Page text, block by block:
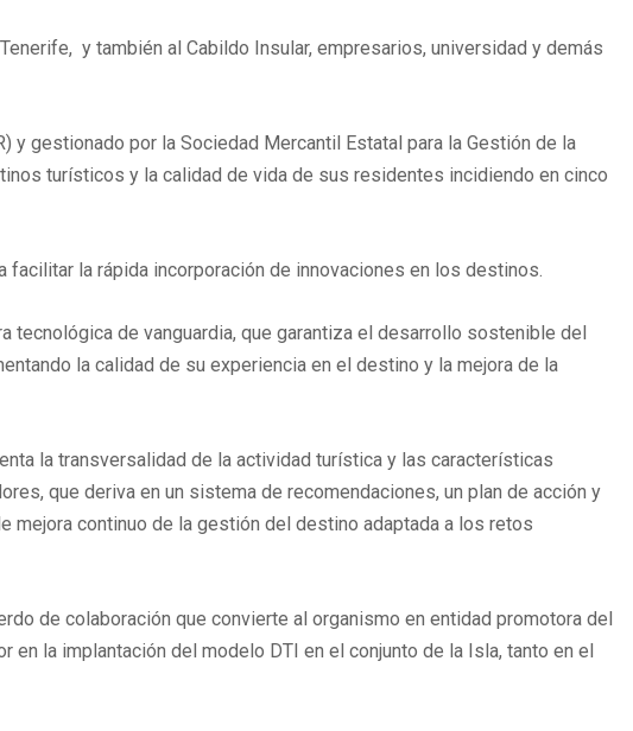
y también al Cabildo Insular, empresarios, universidad y demás
y gestionado por la Sociedad Mercantil Estatal para la Gestión de la
turísticos y la calidad de vida de sus residentes incidiendo en cinco
la rápida incorporación de innovaciones en los destinos.
de vanguardia, que garantiza el desarrollo sostenible del
la calidad de su experiencia en el destino y la mejora de la
la transversalidad de la actividad turística y las características
que deriva en un sistema de recomendaciones, un plan de acción y
continuo de la gestión del destino adaptada a los retos
de colaboración que convierte al organismo en entidad promotora del
la implantación del modelo DTI en el conjunto de la Isla, tanto en el